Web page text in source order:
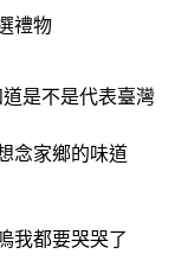
禮物
是不是代表臺灣
念家鄉的味道
我都要哭哭了